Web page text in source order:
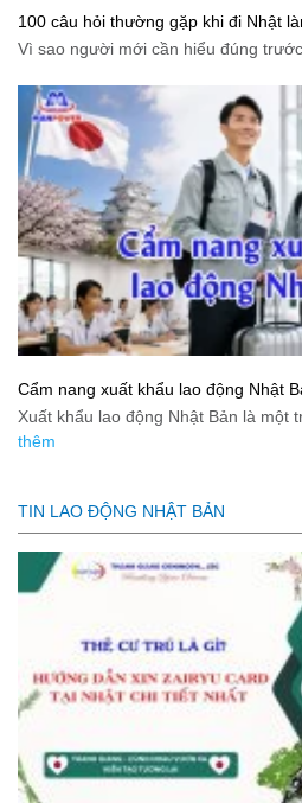
100 câu hỏi thường gặp khi đi Nhật
hiểu cho người mới bắt đầu
Vì sao người mới cần hiểu đúng
Cẩm nang xuất khẩu lao động Nhật
Xuất khẩu lao động Nhật Bản là một
thêm
TIN LAO ĐỘNG NHẬT BẢN